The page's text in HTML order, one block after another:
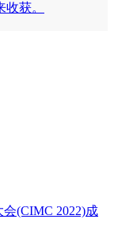
获。
(CIMC 2022)成